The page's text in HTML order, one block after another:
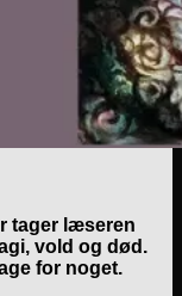
tager læseren
vold og død.
for noget.